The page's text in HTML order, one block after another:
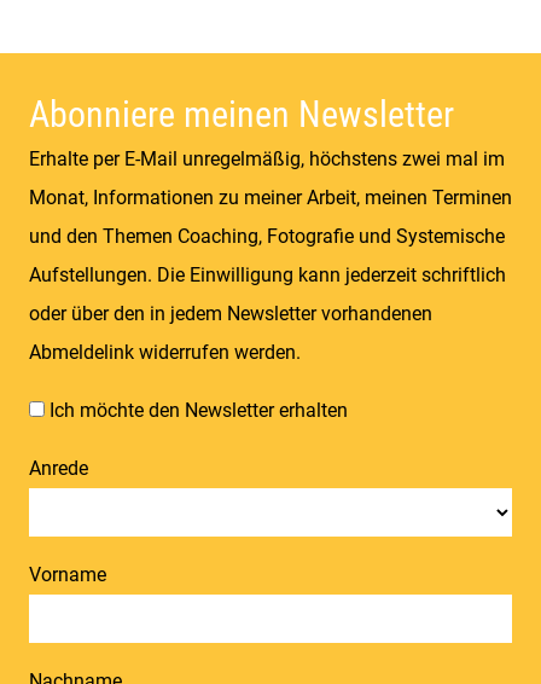
Abonniere meinen Newsletter
Erhalte per E-Mail unregelmäßig, höchstens zwei mal im
Monat, Informationen zu meiner Arbeit, meinen Terminen
und den Themen Coaching, Fotografie und Systemische
Aufstellungen. Die Einwilligung kann jederzeit schriftlich
oder über den in jedem Newsletter vorhandenen
Abmeldelink widerrufen werden.
Ich möchte den Newsletter erhalten
Anrede
Vorname